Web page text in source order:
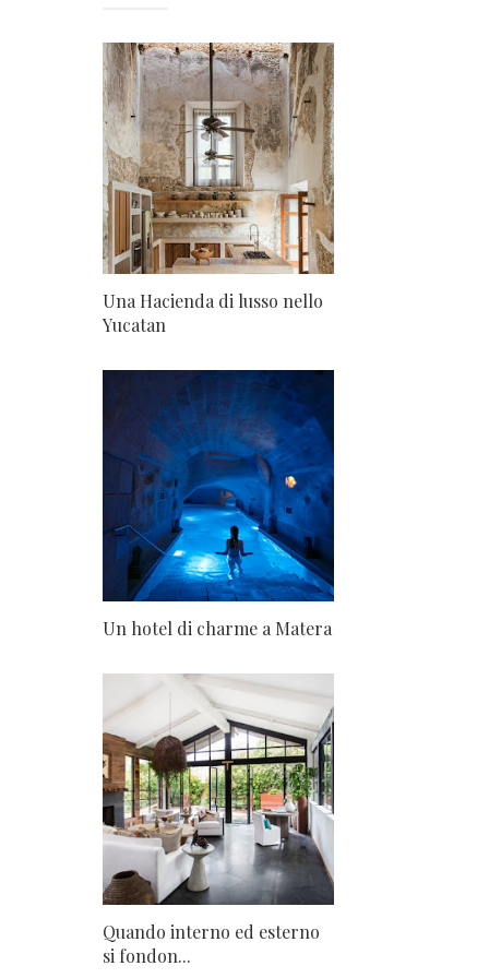
Una Hacienda di lusso nello
Yucatan
Un hotel di charme a Matera
Quando interno ed esterno
si fondon...